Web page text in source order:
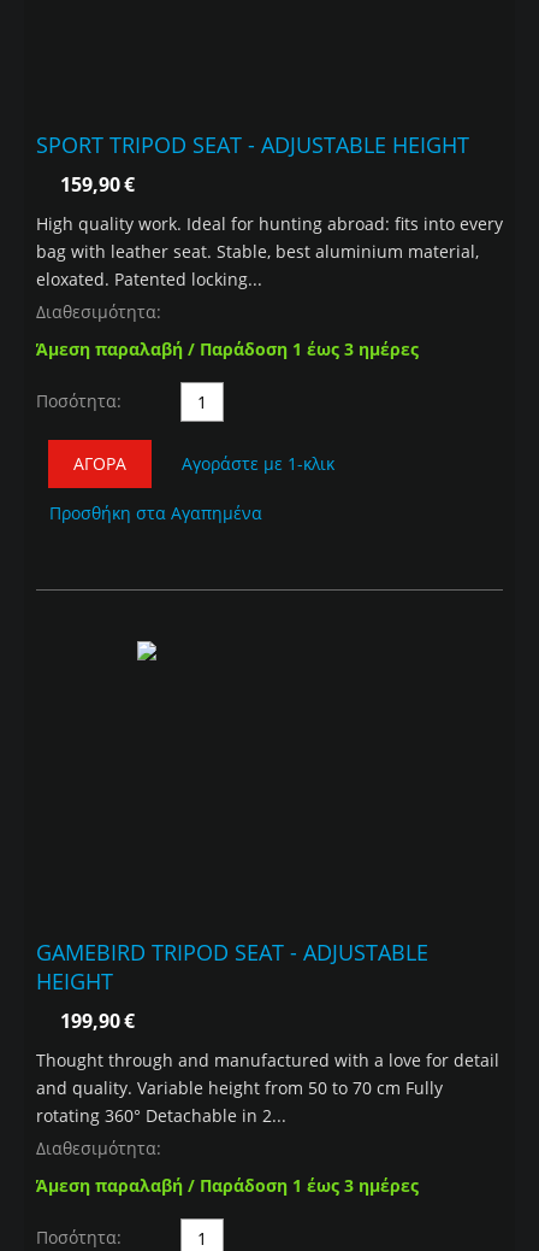
SPORT TRIPOD SEAT - ADJUSTABLE HEIGHT
159,90€
High quality work. Ideal for hunting abroad: fits into every
bag with leather seat. Stable, best aluminium material,
eloxated. Patented locking...
Διαθεσιμότητα:
Άμεση παραλαβή / Παράδοση 1 έως 3 ημέρες
Ποσότητα:
ΑΓΟΡΆ Αγοράστε με 1-κλικ
Προσθήκη στα Αγαπημένα
GAMEBIRD TRIPOD SEAT - ADJUSTABLE
HEIGHT
199,90€
Thought through and manufactured with a love for detail
and quality. Variable height from 50 to 70 cm Fully
rotating 360° Detachable in 2...
Διαθεσιμότητα:
Άμεση παραλαβή / Παράδοση 1 έως 3 ημέρες
Ποσότητα: